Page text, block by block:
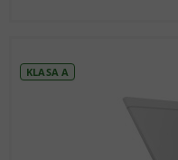
KLASA A